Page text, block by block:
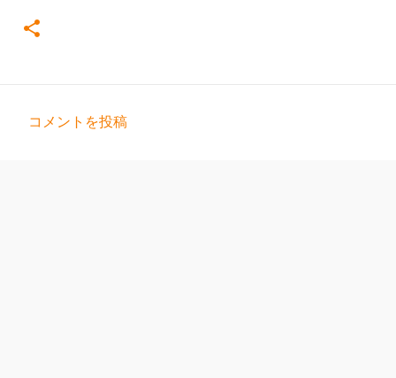
コメントを投稿